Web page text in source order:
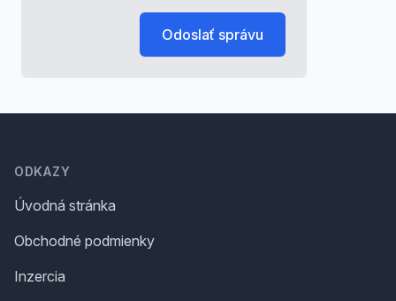
Odoslať správu
ODKAZY
Úvodná stránka
Obchodné podmienky
Inzercia